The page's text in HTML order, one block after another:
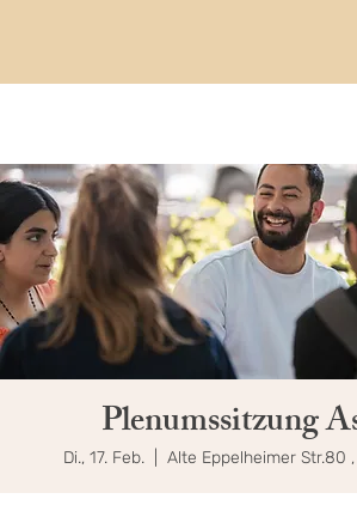
Plenumssitzung
Di., 17. Feb. Alte Eppelheimer Str.80